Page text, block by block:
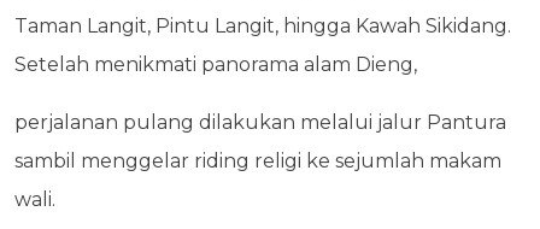
Taman Langit, Pintu Langit, hingga Kawah Sikidang.
Setelah menikmati panorama alam Dieng,
perjalanan pulang dilakukan melalui jalur Pantura
sambil menggelar riding religi ke sejumlah makam
wali.